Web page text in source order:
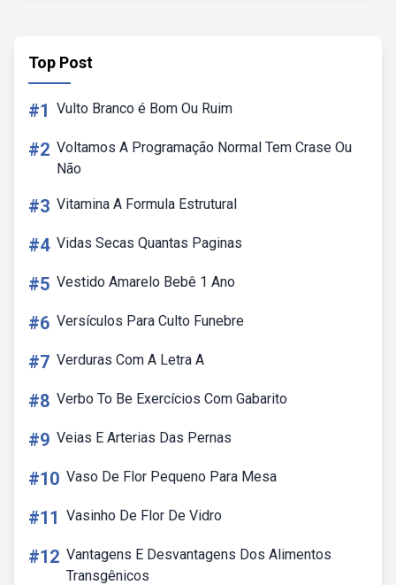
Top Post
#1 Vulto Branco é Bom Ou Ruim
#2 Voltamos A Programação Normal Tem Crase Ou
Não
#3 Vitamina A Formula Estrutural
#4 Vidas Secas Quantas Paginas
#5 Vestido Amarelo Bebê 1 Ano
#6 Versículos Para Culto Funebre
#7 Verduras Com A Letra A
#8 Verbo To Be Exercícios Com Gabarito
#9 Veias E Arterias Das Pernas
#10 Vaso De Flor Pequeno Para Mesa
#11 Vasinho De Flor De Vidro
#12 Vantagens E Desvantagens Dos Alimentos
Transgênicos